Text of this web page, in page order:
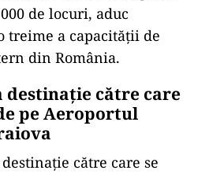
de locuri, aduc
treime a capacității de
din România.
destinație către care
pe Aeroportul
către care se